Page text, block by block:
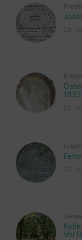
1923